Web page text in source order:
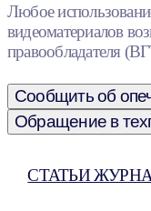
Любое
видеоматериалов
правообладателя
Сообщить об
Обращение в
СТАТЬИ